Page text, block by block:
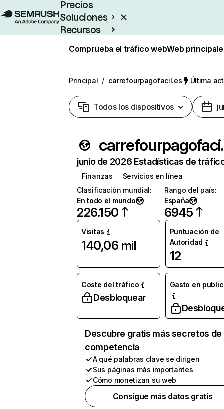
Precios
Soluciones
Recursos
Comprueba el tráfico webWeb
Principal / carrefourpagofacil.es Última
Todos los dispositivos
junio de 2026 Estadísticas de
Finanzas
Servicios en línea
Clasificación mundial:
En todo el mundo
226.150
Rango del país:
España
6945
Visitas
140,06 mil
Puntuación de
Autoridad
12
Coste del tráfico
Desbloquear
Gasto en
Descubre gratis más secretos de
competencia
A qué palabras clave se dirigen
Sus páginas más importantes
Cómo monetizan su web
Consigue más datos gratis